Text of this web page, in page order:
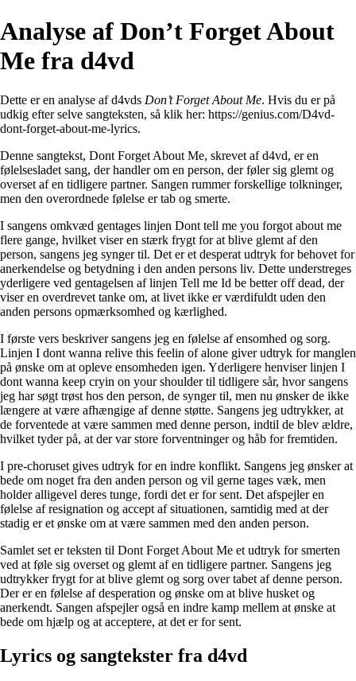
Analyse af Don’t Forget About
Me fra ​d4vd
Dette er en analyse af ​d4vds Don’t Forget About Me. Hvis du er på
udkig efter selve sangteksten, så klik her: https://genius.com/D4vd-
dont-forget-about-me-lyrics.
Denne sangtekst, Dont Forget About Me, skrevet af d4vd, er en
følelsesladet sang, der handler om en person, der føler sig glemt og
overset af en tidligere partner. Sangen rummer forskellige tolkninger,
men den overordnede følelse er tab og smerte.
I sangens omkvæd gentages linjen Dont tell me you forgot about me
flere gange, hvilket viser en stærk frygt for at blive glemt af den
person, sangens jeg synger til. Det er et desperat udtryk for behovet for
anerkendelse og betydning i den anden persons liv. Dette understreges
yderligere ved gentagelsen af linjen Tell me Id be better off dead, der
viser en overdrevet tanke om, at livet ikke er værdifuldt uden den
anden persons opmærksomhed og kærlighed.
I første vers beskriver sangens jeg en følelse af ensomhed og sorg.
Linjen I dont wanna relive this feelin of alone giver udtryk for manglen
på ønske om at opleve ensomheden igen. Yderligere henviser linjen I
dont wanna keep cryin on your shoulder til tidligere sår, hvor sangens
jeg har søgt trøst hos den person, de synger til, men nu ønsker de ikke
længere at være afhængige af denne støtte. Sangens jeg udtrykker, at
de forventede at være sammen med denne person, indtil de blev ældre,
hvilket tyder på, at der var store forventninger og håb for fremtiden.
I pre-choruset gives udtryk for en indre konflikt. Sangens jeg ønsker at
bede om noget fra den anden person og vil gerne tages væk, men
holder alligevel deres tunge, fordi det er for sent. Det afspejler en
følelse af resignation og accept af situationen, samtidig med at der
stadig er et ønske om at være sammen med den anden person.
Samlet set er teksten til Dont Forget About Me et udtryk for smerten
ved at føle sig overset og glemt af en tidligere partner. Sangens jeg
udtrykker frygt for at blive glemt og sorg over tabet af denne person.
Der er en følelse af desperation og ønske om at blive husket og
anerkendt. Sangen afspejler også en indre kamp mellem at ønske at
bede om hjælp og at acceptere, at det er for sent.
Lyrics og sangtekster fra ​d4vd